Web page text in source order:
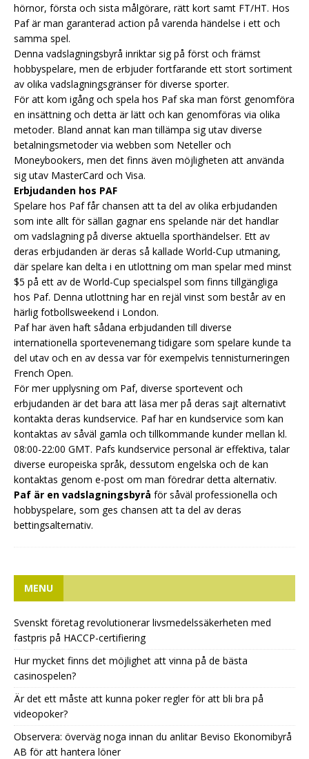
hörnor, första och sista målgörare, rätt kort samt FT/HT. Hos
Paf är man garanterad action på varenda händelse i ett och
samma spel.
Denna vadslagningsbyrå inriktar sig på först och främst
hobbyspelare, men de erbjuder fortfarande ett stort sortiment
av olika vadslagningsgränser för diverse sporter.
För att kom igång och spela hos Paf ska man först genomföra
en insättning och detta är lätt och kan genomföras via olika
metoder. Bland annat kan man tillämpa sig utav diverse
betalningsmetoder via webben som Neteller och
Moneybookers, men det finns även möjligheten att använda
sig utav MasterCard och Visa.
Erbjudanden hos PAF
Spelare hos Paf får chansen att ta del av olika erbjudanden
som inte allt för sällan gagnar ens spelande när det handlar
om vadslagning på diverse aktuella sporthändelser. Ett av
deras erbjudanden är deras så kallade World-Cup utmaning,
där spelare kan delta i en utlottning om man spelar med minst
$5 på ett av de World-Cup specialspel som finns tillgängliga
hos Paf. Denna utlottning har en rejäl vinst som består av en
härlig fotbollsweekend i London.
Paf har även haft sådana erbjudanden till diverse
internationella sportevenemang tidigare som spelare kunde ta
del utav och en av dessa var för exempelvis tennisturneringen
French Open.
För mer upplysning om Paf, diverse sportevent och
erbjudanden är det bara att läsa mer på deras sajt alternativt
kontakta deras kundservice. Paf har en kundservice som kan
kontaktas av såväl gamla och tillkommande kunder mellan kl.
08:00-22:00 GMT. Pafs kundservice personal är effektiva, talar
diverse europeiska språk, dessutom engelska och de kan
kontaktas genom e-post om man föredrar detta alternativ.
Paf är en vadslagningsbyrå för såväl professionella och
hobbyspelare, som ges chansen att ta del av deras
bettingsalternativ.
MENU
Svenskt företag revolutionerar livsmedelssäkerheten med
fastpris på HACCP-certifiering
Hur mycket finns det möjlighet att vinna på de bästa
casinospelen?
Är det ett måste att kunna poker regler för att bli bra på
videopoker?
Observera: överväg noga innan du anlitar Beviso Ekonomibyrå
AB för att hantera löner